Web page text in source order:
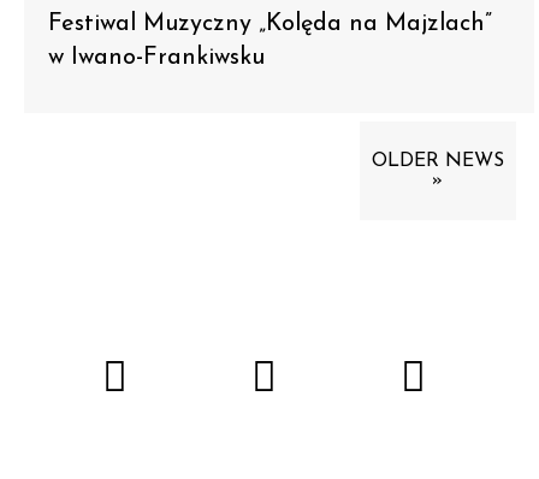
Festiwal Muzyczny „Kolęda na Majzlach”
w Iwano-Frankiwsku
OLDER NEWS
»